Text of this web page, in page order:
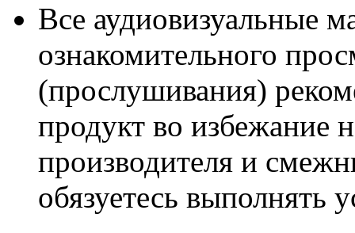
Все аудиовизуальные
ознакомительного
(прослушивания)
продукт во избежание
производителя и
обязуетесь выполнять